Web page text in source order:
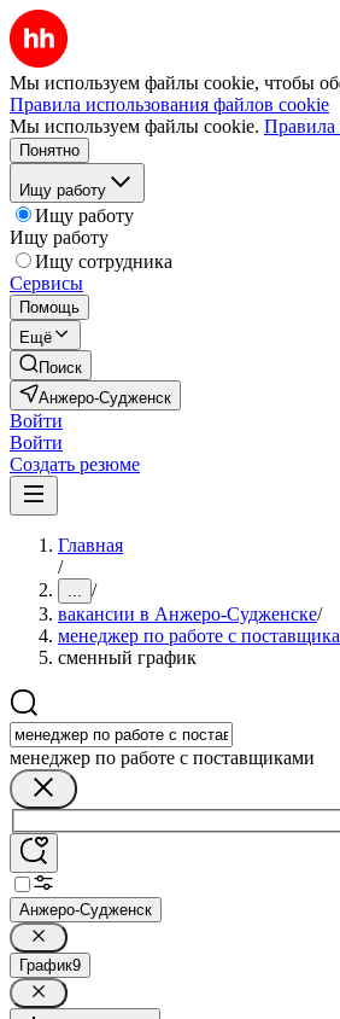
Мы используем файлы cookie, чтобы
Правила использования файлов cookie
Мы используем файлы cookie. Правила
Понятно
Ищу работу
Ищу работу
Ищу работу
Ищу сотрудника
Сервисы
Помощь
Ещё
Поиск
Анжеро-Судженск
Войти
Войти
Создать резюме
Главная
/
... /
вакансии в Анжеро-Судженске/
менеджер по работе с
сменный график
менеджер по работе с поставщиками
Анжеро-Судженск
График9